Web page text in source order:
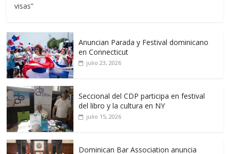
visas”
Anuncian Parada y Festival dominicano
en Connecticut
julio 23, 2026
Seccional del CDP participa en festival
del libro y la cultura en NY
julio 15, 2026
Dominican Bar Association anuncia